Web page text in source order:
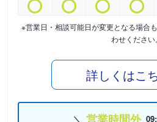
※営業日・相談可能日が変更となる場合
わせください。
詳しくはこ